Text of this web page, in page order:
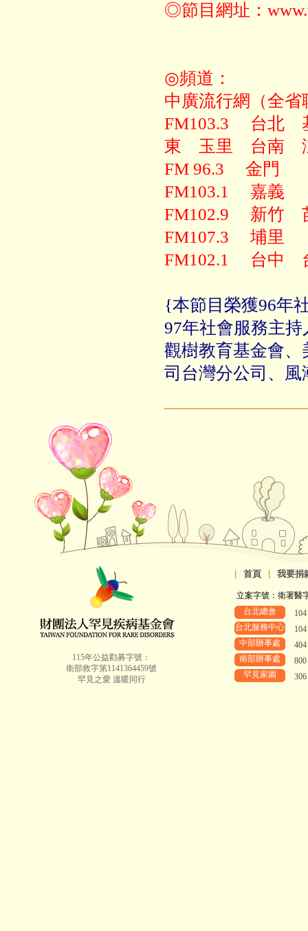
◎節目網址：
◎頻道：
中廣流行網（全省
FM103.3 台北
東 玉里 台南
FM 96.3 金門
FM103.1 嘉義
FM102.9 新竹
FM107.3 埔里
FM102.1 台中
{本節目榮獲96年
97年社會服務主
觀樹教育基金會
司台灣分公司、
115年公益勸募字號：
衛部救字第1141364459號
罕見之愛 溫暖同行
首頁 我要捐
立案字號：衛署醫
台北總會
台北服務中心
中部辦事處
南部辦事處
罕見家園